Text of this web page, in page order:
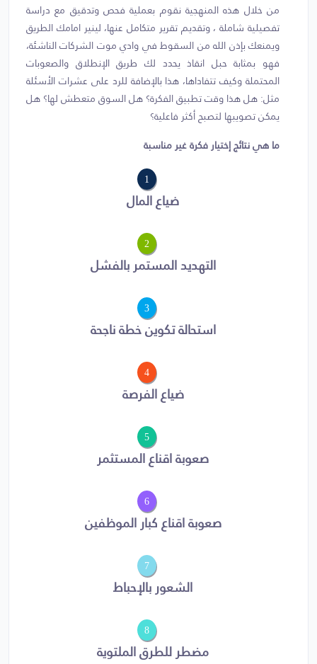
من خلال هذه المنهجية نقوم بعملية فحص وتدقيق مع دراسة
تفصيلية شاملة ، وتقديم تقرير متكامل عنها، لينير امامك الطريق
ويمنعك بإذن الله من السقوط في وادي موت الشركات الناشئة،
فهو بمثابة حبل انقاذ يحدد لك طريق الإنطلاق والصعوبات
المحتملة وكيف تتفاداها، هذا بالإضافة للرد على عشرات الأسئلة
مثل: هل هذا وقت تطبيق الفكرة؟ هل السوق متعطش لها؟ هل
يمكن تصويبها لتصبح أكثر فاعلية؟
ما هي نتائج إختيار فكرة غير مناسبة
1
ضياع المال
2
التهديد المستمر بالفشل
3
استحالة تكوين خطة ناجحة
4
ضياع الفرصة
5
صعوبة اقناع المستثمر
6
صعوبة اقناع كبار الموظفين
7
الشعور بالإحباط
8
مضطر للطرق الملتوية